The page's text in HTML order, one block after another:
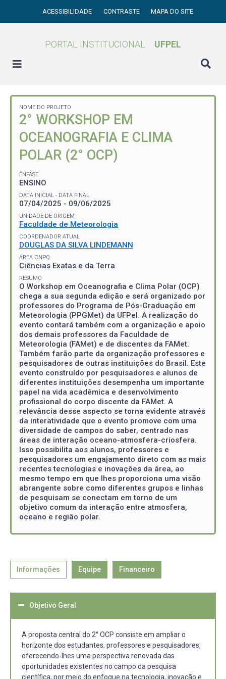
ACESSIBILIDADE CONTRASTE MAPA DO SITE
PORTAL INSTITUCIONAL UFPEL
NOME DO PROJETO
2° WORKSHOP EM
OCEANOGRAFIA E CLIMA
POLAR (2° OCP)
ÊNFASE
ENSINO
DATA INICIAL - DATA FINAL
07/04/2025 - 09/06/2025
UNIDADE DE ORIGEM
Faculdade de Meteorologia
COORDENADOR ATUAL
DOUGLAS DA SILVA LINDEMANN
ÁREA CNPQ
Ciências Exatas e da Terra
RESUMO
O Workshop em Oceanografia e Clima Polar (OCP)
chega a sua segunda edição e será organizado por
professores do Programa de Pós-Graduação em
Meteorologia (PPGMet) da UFPel. A realização do
evento contará também com a organização e apoio
dos demais professores da Faculdade de
Meteorologia (FAMet) e de discentes da FAMet.
Também farão parte da organização professores e
pesquisadores de outras instituições do Brasil. Este
evento construído por pesquisadores e alunos de
diferentes instituições desempenha um importante
papel na vida acadêmica e desenvolvimento
profissional do corpo discente da FAMet. A
relevância desse aspecto se torna evidente através
da interatividade que o evento promove com uma
diversidade de campos do saber, centrado nas
áreas de interação oceano-atmosfera-criosfera.
Isso possibilita aos alunos, professores e
pesquisadores um engajamento direto com as mais
recentes tecnologias e inovações da área, ao
mesmo tempo em que lhes proporciona uma visão
abrangente sobre como diferentes grupos e linhas
de pesquisam se conectam em torno de um
objetivo comum da interação entre atmosfera,
oceano e região polar.
Informações Equipe Financeiro
Objetivo Geral
A proposta central do 2° OCP consiste em ampliar o
horizonte dos estudantes, professores e pesquisadores,
oferecendo-lhes uma perspectiva renovada das
oportunidades existentes no campo da pesquisa
científica, por meio do enfoque na tecnologia, inovação e